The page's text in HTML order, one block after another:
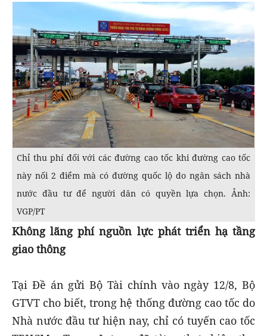
Chỉ thu phí đối với các đường cao tốc khi đường cao tốc
này nối 2 điểm mà có đường quốc lộ do ngân sách nhà
nước đầu tư để người dân có quyền lựa chọn. Ảnh:
VGP/PT
Không lãng phí nguồn lực phát triển hạ tầng
giao thông
Tại Đề án gửi Bộ Tài chính vào ngày 12/8, Bộ
GTVT cho biết, trong hệ thống đường cao tốc do
Nhà nước đầu tư hiện nay, chỉ có tuyến cao tốc